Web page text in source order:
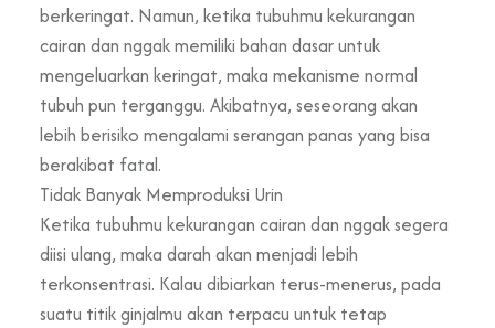
berkeringat. Namun, ketika tubuhmu kekurangan
cairan dan nggak memiliki bahan dasar untuk
mengeluarkan keringat, maka mekanisme normal
tubuh pun terganggu. Akibatnya, seseorang akan
lebih berisiko mengalami serangan panas yang bisa
berakibat fatal.
Tidak Banyak Memproduksi Urin
Ketika tubuhmu kekurangan cairan dan nggak segera
diisi ulang, maka darah akan menjadi lebih
terkonsentrasi. Kalau dibiarkan terus-menerus, pada
suatu titik ginjalmu akan terpacu untuk tetap